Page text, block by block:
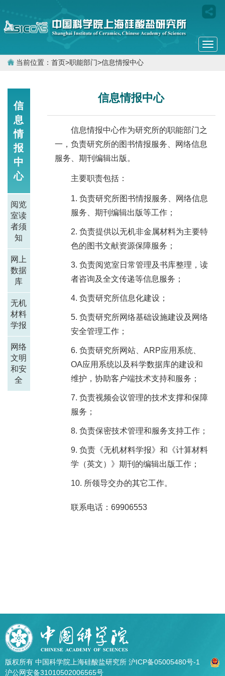
当前位置： 首页>职能部门>信息情报中心
信
息
情
报
中
心
阅览
室读
者须
知
网上
数据
库
无机
材料
学报
网络
文明
和安
全
信息情报中心
信息情报中心作为研究所的职能部门之
一，负责研究所的图书情报服务、网络信息
服务、期刊编辑出版。
主要职责包括：
负责研究所图书情报服务、网络信息
服务、期刊编辑出版等工作；
负责提供以无机非金属材料为主要特
色的图书文献资源保障服务；
负责阅览室日常管理及书库整理，读
者咨询及全文传递等信息服务；
负责研究所信息化建设；
负责研究所网络基础设施建设及网络
安全管理工作；
负责研究所网站、ARP应用系统、
OA应用系统以及科学数据库的建设和
维护，协助客户端技术支持和服务；
负责视频会议管理的技术支撑和保障
服务；
负责保密技术管理和服务支持工作；
负责《无机材料学报》和《计算材料
学（英文）》期刊的编辑出版工作；
所领导交办的其它工作。
联系电话：69906553
版权所有 中国科学院上海硅酸盐研究所 沪ICP备05005480号-1
沪公网安备31010502006565号